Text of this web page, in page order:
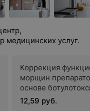
медицинских услуг.
Коррекция
морщин
основе
«Релатокс» (1
12,59 руб.